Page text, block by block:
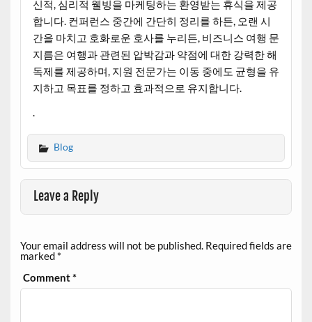
신적, 심리적 웰빙을 마케팅하는 환영받는 휴식을 제공
합니다. 컨퍼런스 중간에 간단히 정리를 하든, 오랜 시
간을 마치고 호화로운 호사를 누리든, 비즈니스 여행 문
지름은 여행과 관련된 압박감과 약점에 대한 강력한 해
독제를 제공하며, 지원 전문가는 이동 중에도 균형을 유
지하고 목표를 정하고 효과적으로 유지합니다.
.
Blog
Leave a Reply
Your email address will not be published. Required fields are
marked *
Comment*